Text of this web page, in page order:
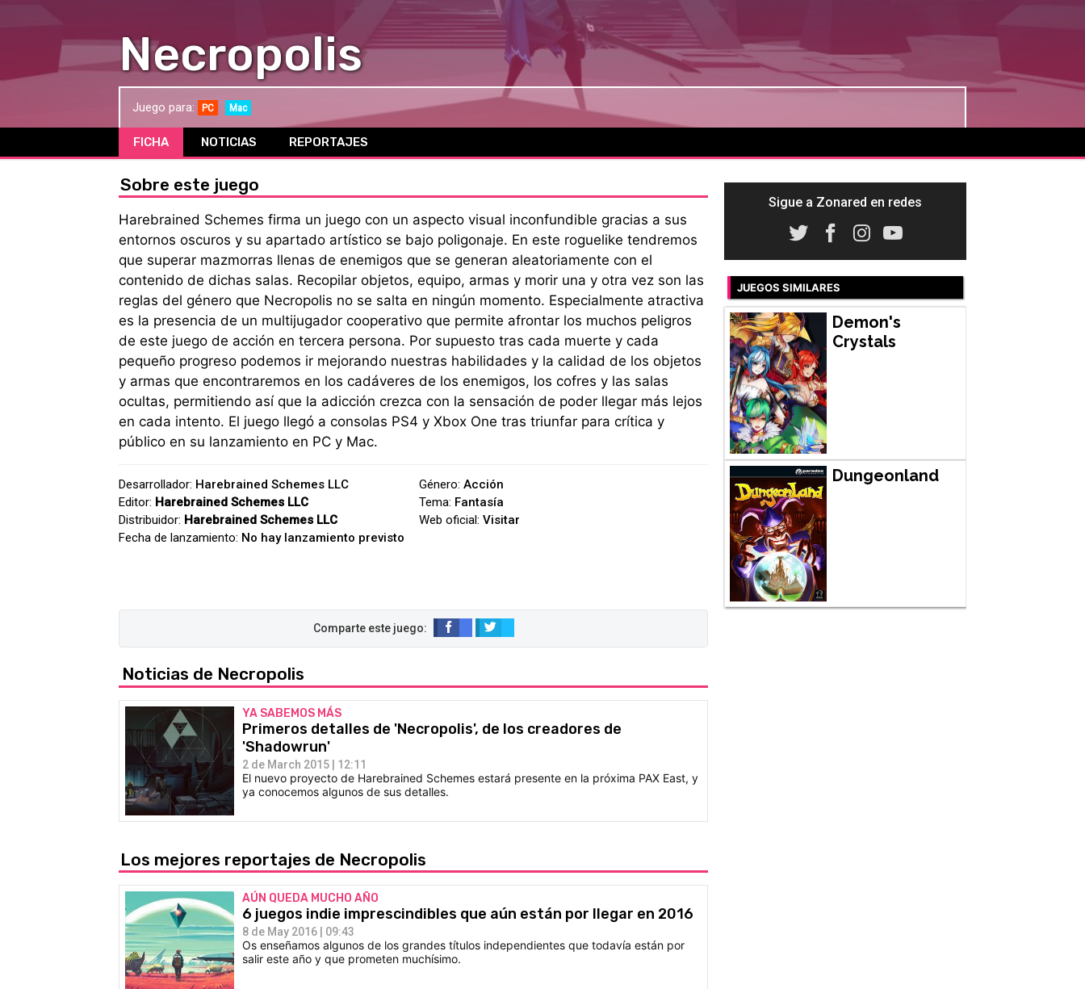
Necropolis
Juego para: PC Mac
FICHA NOTICIAS REPORTAJES
Sobre este juego
Harebrained Schemes firma un juego con un aspecto visual inconfundible gracias a sus
entornos oscuros y su apartado artístico se bajo poligonaje. En este roguelike tendremos
que superar mazmorras llenas de enemigos que se generan aleatoriamente con el
contenido de dichas salas. Recopilar objetos, equipo, armas y morir una y otra vez son las
reglas del género que Necropolis no se salta en ningún momento. Especialmente atractiva
es la presencia de un multijugador cooperativo que permite afrontar los muchos peligros
de este juego de acción en tercera persona. Por supuesto tras cada muerte y cada
pequeño progreso podemos ir mejorando nuestras habilidades y la calidad de los objetos
y armas que encontraremos en los cadáveres de los enemigos, los cofres y las salas
ocultas, permitiendo así que la adicción crezca con la sensación de poder llegar más lejos
en cada intento. El juego llegó a consolas PS4 y Xbox One tras triunfar para crítica y
público en su lanzamiento en PC y Mac.
Desarrollador: Harebrained Schemes LLC
Editor: Harebrained Schemes LLC
Distribuidor: Harebrained Schemes LLC
Fecha de lanzamiento: No hay lanzamiento previsto
Género:Acción
Tema: Fantasía
Web oficial:Visitar
Noticias de Necropolis
YA SABEMOS MÁS
Primeros detalles de 'Necropolis', de los creadores de
'Shadowrun'
2 de March 2015 | 12:11
El nuevo proyecto de Harebrained Schemes estará presente en la próxima PAX East, y
ya conocemos algunos de sus detalles.
Los mejores reportajes de Necropolis
AÚN QUEDA MUCHO AÑO
6 juegos indie imprescindibles que aún están por llegar en 2016
8 de May 2016 | 09:43
Os enseñamos algunos de los grandes títulos independientes que todavía están por
salir este año y que prometen muchísimo.
Sigue a Zonared en redes
JUEGOS SIMILARES
Demon's
Crystals
Dungeonland